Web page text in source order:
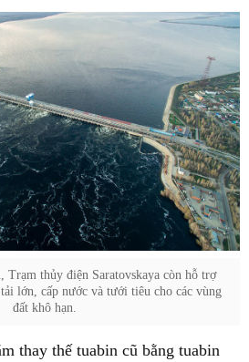
Trạm thủy điện Saratovskaya còn hỗ trợ
lớn, cấp nước và tưới tiêu cho các vùng
đất khô hạn.
thay thế tuabin cũ bằng tuabin